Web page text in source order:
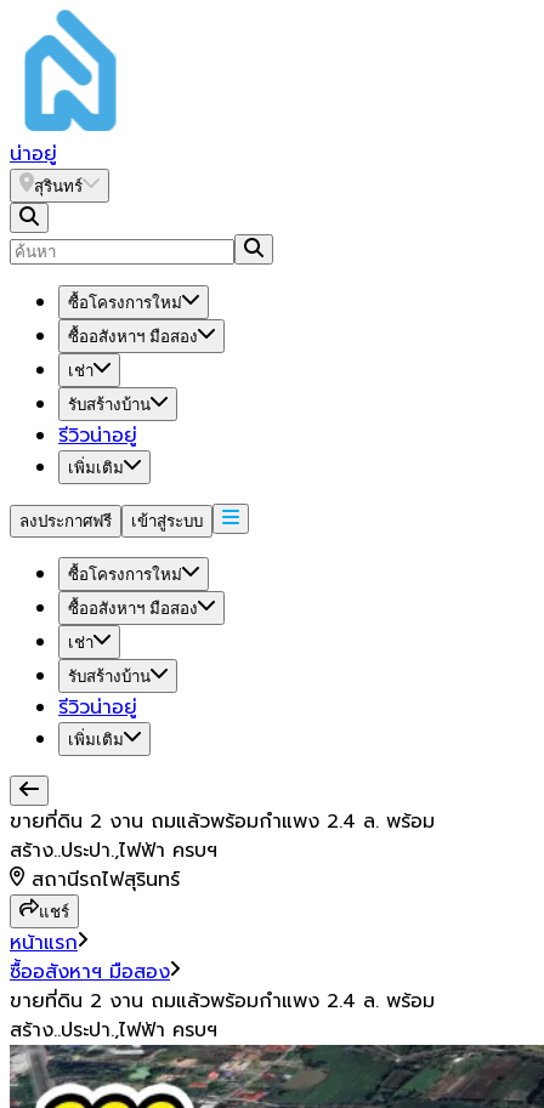
น่าอยู่
สุรินทร์
ซื้อโครงการใหม่
ซื้ออสังหาฯ มือสอง
เช่า
รับสร้างบ้าน
รีวิวน่าอยู่
เพิ่มเติม
ลงประกาศฟรี เข้าสู่ระบบ
ซื้อโครงการใหม่
ซื้ออสังหาฯ มือสอง
เช่า
รับสร้างบ้าน
รีวิวน่าอยู่
เพิ่มเติม
ขายที่ดิน 2 งาน ถมแล้วพร้อมกำแพง 2.4 ล. พร้อม
สร้าง..ประปา.,ไฟฟ้า ครบฯ
สถานีรถไฟสุรินทร์
แชร์
หน้าแรก
ซื้ออสังหาฯ มือสอง
ขายที่ดิน 2 งาน ถมแล้วพร้อมกำแพง 2.4 ล. พร้อม
สร้าง..ประปา.,ไฟฟ้า ครบฯ